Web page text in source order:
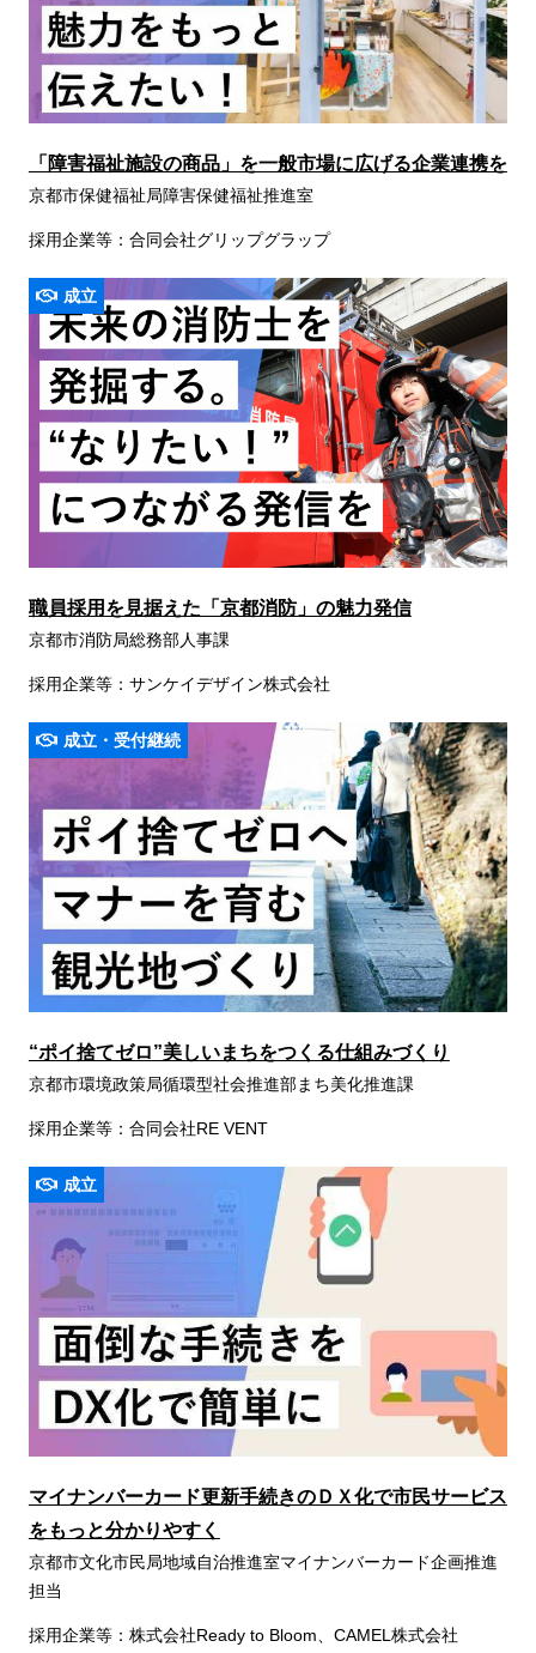
「障害福祉施設の商品」を一般市場に広げる企業連携を
京都市保健福祉局障害保健福祉推進室
採用企業等：合同会社グリップグラップ
成立
職員採用を見据えた「京都消防」の魅力発信
京都市消防局総務部人事課
採用企業等：サンケイデザイン株式会社
成立・受付継続
“ポイ捨てゼロ”美しいまちをつくる仕組みづくり
京都市環境政策局循環型社会推進部まち美化推進課
採用企業等：合同会社RE VENT
成立
マイナンバーカード更新手続きのＤＸ化で市民サービス
をもっと分かりやすく
京都市文化市民局地域自治推進室マイナンバーカード企画推進
担当
採用企業等：株式会社Ready to Bloom、CAMEL株式会社